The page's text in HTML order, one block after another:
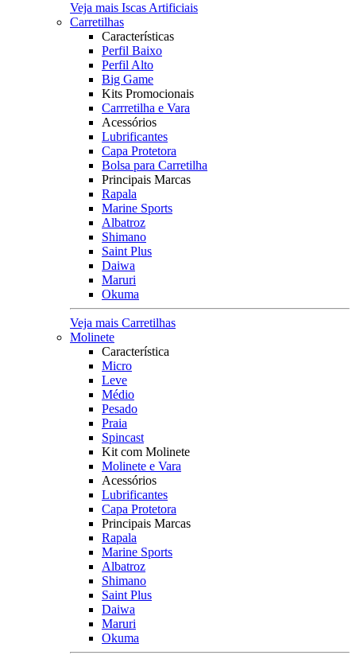
Veja mais Iscas Artificiais
Carretilhas
Características
Perfil Baixo
Perfil Alto
Big Game
Kits Promocionais
Carrretilha e Vara
Acessórios
Lubrificantes
Capa Protetora
Bolsa para Carretilha
Principais Marcas
Rapala
Marine Sports
Albatroz
Shimano
Saint Plus
Daiwa
Maruri
Okuma
Veja mais Carretilhas
Molinete
Característica
Micro
Leve
Médio
Pesado
Praia
Spincast
Kit com Molinete
Molinete e Vara
Acessórios
Lubrificantes
Capa Protetora
Principais Marcas
Rapala
Marine Sports
Albatroz
Shimano
Saint Plus
Daiwa
Maruri
Okuma